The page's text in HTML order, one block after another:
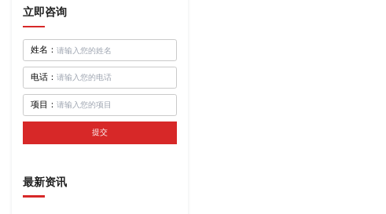
立即咨询
姓名：
电话：
项目：
提交
最新资讯